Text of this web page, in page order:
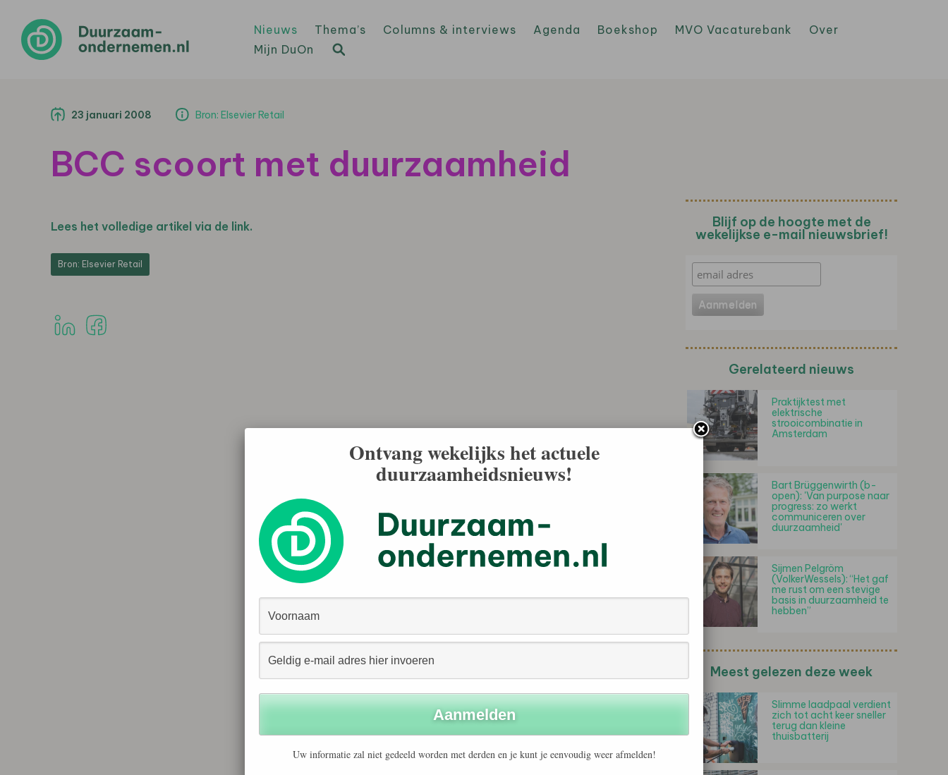
Nieuws Thema’s Columns & interviews Agenda Boekshop MVO Vacaturebank
Over
Mijn DuOn
23 januari 2008 Bron: Elsevier Retail
BCC scoort met duurzaamheid
Lees het volledige artikel via de link.
Bron: Elsevier Retail
Blijf op de hoogte met de
wekelijkse e-mail nieuwsbrief!
Gerelateerd nieuws
Praktijktest met
elektrische
strooicombinatie in
Amsterdam
Bart Brüggenwirth (b-
open): 'Van purpose naar
progress: zo werkt
communiceren over
duurzaamheid'
Sijmen Pelgröm
(VolkerWessels): “Het gaf
me rust om een stevige
basis in duurzaamheid te
hebben”
Meest gelezen deze week
Slimme laadpaal verdient
zich tot acht keer sneller
terug dan kleine
thuisbatterij
Ontvang wekelijks het actuele
duurzaamheidsnieuws!
Uw informatie zal niet gedeeld worden met derden en je kunt je eenvoudig weer afmelden!